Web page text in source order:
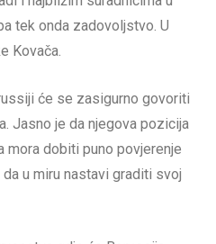
tek onda zadovoljstvo. U
Kovača.
će se zasigurno govoriti
Jasno je da njegova pozicija
mora dobiti puno povjerenje
u miru nastavi graditi svoj